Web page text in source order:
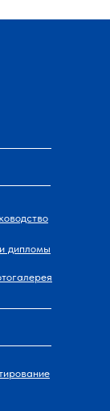
дипломы